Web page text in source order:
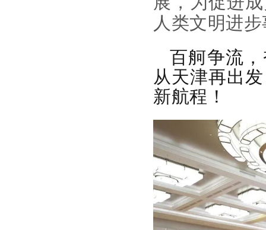
人类文明进
百舸争流
从天津再出
新航程！